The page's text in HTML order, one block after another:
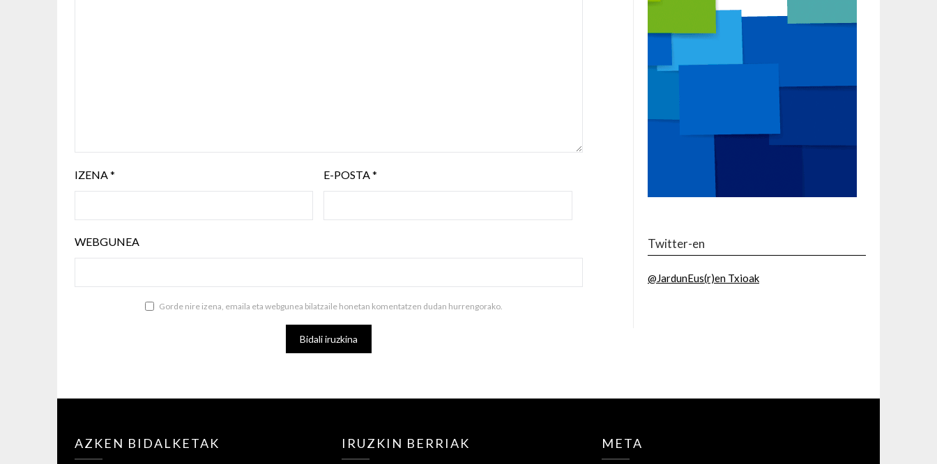
IZENA * E-POSTA *
WEBGUNEA
Gorde nire izena, emaila eta webgunea bilatzaile honetan komentatzen dudan hurrengorako.
Twitter-en
@JardunEus(r)en Txioak
AZKEN BIDALKETAK IRUZKIN BERRIAK META